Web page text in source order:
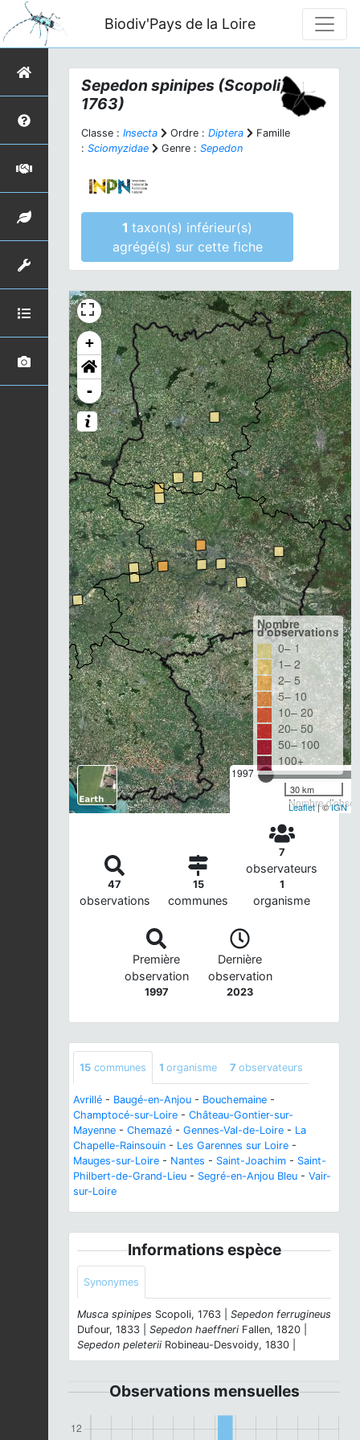
Biodiv'Pays de la Loire
Sepedon spinipes (Scopoli,
1763)
Classe : Insecta Ordre : Diptera
Famille
: Sciomyzidae Genre : Sepedon
1taxon(s) inférieur(s)
agrégé(s) sur cette fiche
+
-
1997
Nombre
Nombre
d'observations
0– 1
1– 2
2– 5
5– 10
10– 20
20– 50
50– 100
100+
30 km
Leaflet| ©IGN
47
observations
15
communes
7
observateurs
1
organisme
Première
observation
1997
Dernière
observation
2023
15 communes 1 organisme 7 observateurs
Avrillé - Baugé-en-Anjou - Bouchemaine -
Champtocé-sur-Loire - Château-Gontier-sur-
Mayenne - Chemazé - Gennes-Val-de-Loire - La
Chapelle-Rainsouin - Les Garennes sur Loire -
Mauges-sur-Loire - Nantes - Saint-Joachim - Saint-
Philbert-de-Grand-Lieu - Segré-en-Anjou Bleu - Vair-
sur-Loire
Informations espèce
Synonymes
Musca spinipes Scopoli, 1763 | Sepedon ferrugineus
Dufour, 1833 | Sepedon haeffneri Fallen, 1820 |
Sepedon peleterii Robineau-Desvoidy, 1830 |
Observations mensuelles